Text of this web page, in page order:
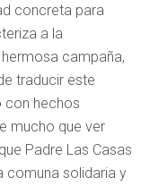
concreta para
a la
campaña,
traducir este
con hechos
mucho que ver
Padre Las Casas
comuna solidaria y